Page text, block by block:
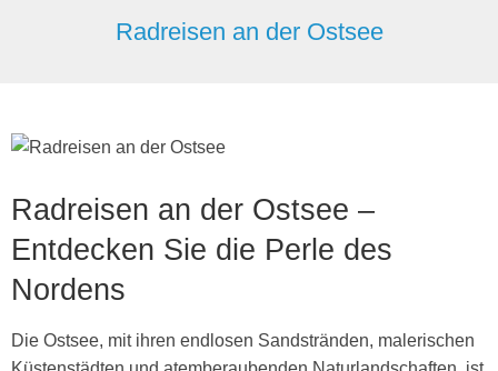
Navigation
Radreisen an der Ostsee
Radreisen an der Ostsee –
Entdecken Sie die Perle des
Nordens
Die Ostsee, mit ihren endlosen Sandstränden, malerischen